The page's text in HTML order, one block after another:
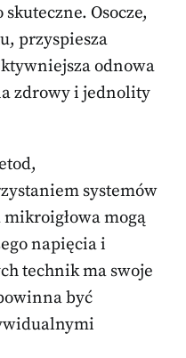
Osocze,
przyspiesza
odnowa
zdrowy i jednolity
systemów
mogą
napięcia i
technik ma swoje
być